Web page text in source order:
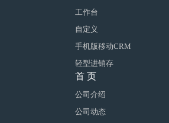
工作台
自定义
手机版移动CRM
轻型进销存
首 页
公司介绍
公司动态